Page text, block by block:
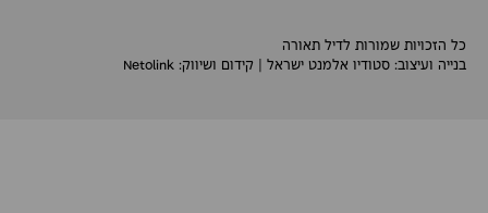
כל הזכויות שמורות לדיל תאורה
בנייה ועיצוב: סטודיו אלמנט ישראל | קידום ושיווק: Netolink